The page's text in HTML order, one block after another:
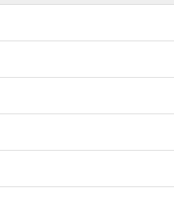
R. 4.06 Seminar
Esslingen, vhs-Haus,